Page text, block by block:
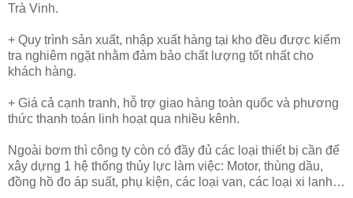
Trà Vinh.
+ Quy trình sản xuất, nhập xuất hàng tại kho đều được kiểm
tra nghiêm ngặt nhằm đảm bảo chất lượng tốt nhất cho
khách hàng.
+ Giá cả cạnh tranh, hỗ trợ giao hàng toàn quốc và phương
thức thanh toán linh hoạt qua nhiều kênh.
Ngoài bơm thì công ty còn có đầy đủ các loại thiết bị cần để
xây dựng 1 hệ thống thủy lực làm việc: Motor, thùng dầu,
đồng hồ đo áp suất, phụ kiện, các loại van, các loại xi lanh…